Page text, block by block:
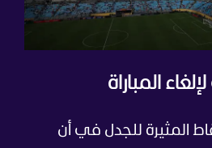
المباراة
المثيرة للجدل في أن